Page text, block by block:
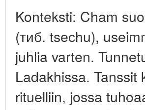
Konteksti: Cham
(тиб. tsechu),
juhlia varten.
Ladakhissa. Tanssit
rituelliin, jossa